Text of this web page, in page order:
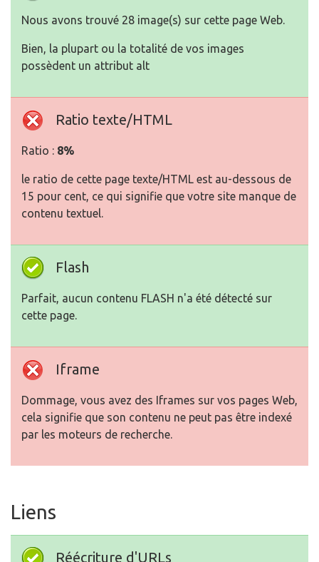
Nous avons trouvé 28 image(s) sur cette page Web.
Bien, la plupart ou la totalité de vos images
possèdent un attribut alt
Ratio texte/HTML
Ratio : 8%
le ratio de cette page texte/HTML est au-dessous de
15 pour cent, ce qui signifie que votre site manque de
contenu textuel.
Flash
Parfait, aucun contenu FLASH n'a été détecté sur
cette page.
Iframe
Dommage, vous avez des Iframes sur vos pages Web,
cela signifie que son contenu ne peut pas être indexé
par les moteurs de recherche.
Liens
Réécriture d'URLs